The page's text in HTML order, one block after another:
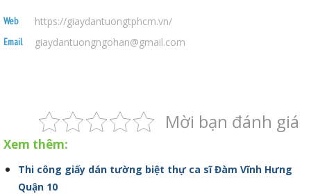
Web https://giaydantuongtphcm.vn/
Email giaydantuongngohan@gmail.com
Mời bạn đánh giá
Xem thêm:
Thi công giấy dán tường biệt thự ca sĩ Đàm Vĩnh Hưng
Quận 10